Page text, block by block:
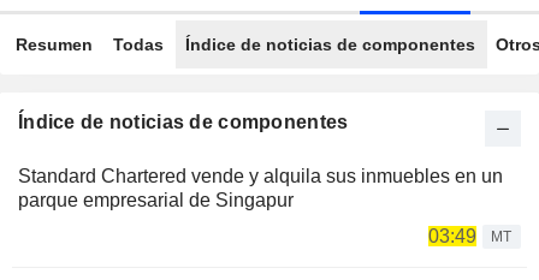
Resumen Todas Índice de noticias de componentes
Índice de noticias de componentes
Standard Chartered vende y alquila sus inmuebles en un
parque empresarial de Singapur
03:49
MT